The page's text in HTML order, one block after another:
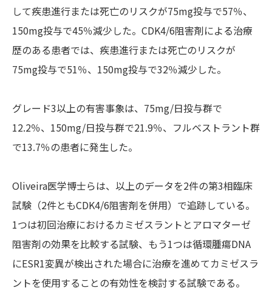
して疾患進行または死亡のリスクが75mg投与で57％、
150mg投与で45％減少した。CDK4/6阻害剤による治療
歴のある患者では、疾患進行または死亡のリスクが
75mg投与で51％、150mg投与で32％減少した。
グレード3以上の有害事象は、75mg/日投与群で
12.2％、150mg/日投与群で21.9％、フルベストラント群
で13.7％の患者に発生した。
Oliveira医学博士らは、以上のデータを2件の第3相臨床
試験（2件ともCDK4/6阻害剤を併用）で追跡している。
1つは初回治療におけるカミゼスラントとアロマターゼ
阻害剤の効果を比較する試験、もう1つは循環腫瘍DNA
にESR1変異が検出された場合に治療を進めてカミゼスラ
ントを使用することの有効性を検討する試験である。